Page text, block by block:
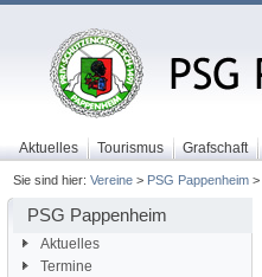
Aktuelles Tourismus Grafschaft
Sie sind hier: Vereine> PSG Pappenheim>
PSG Pappenheim
Aktuelles
Termine